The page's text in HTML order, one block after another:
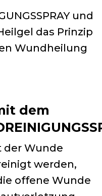
und
das Prinzip
Wundheilung
dem
der Wunde
werden,
offene Wunde